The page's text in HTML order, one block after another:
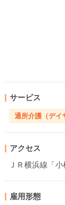
サービス
通所介護（デイ
アクセス
ＪＲ横浜線「
雇用形態